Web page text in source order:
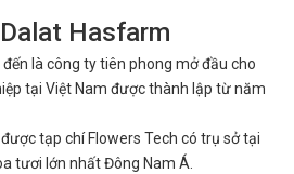
Hasfarm
là công ty tiên phong mở đầu cho
tại Việt Nam được thành lập từ năm
tạp chí Flowers Tech có trụ sở tại
tươi lớn nhất Đông Nam Á.